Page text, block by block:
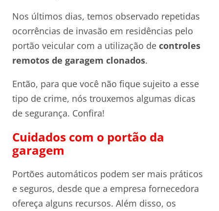
Nos últimos dias, temos observado repetidas
ocorrências de invasão em residências pelo
portão veicular com a utilização de controles
remotos de garagem clonados.
Então, para que você não fique sujeito a esse
tipo de crime, nós trouxemos algumas dicas
de segurança. Confira!
Cuidados com o portão da
garagem
Portões automáticos podem ser mais práticos
e seguros, desde que a empresa fornecedora
ofereça alguns recursos. Além disso, os